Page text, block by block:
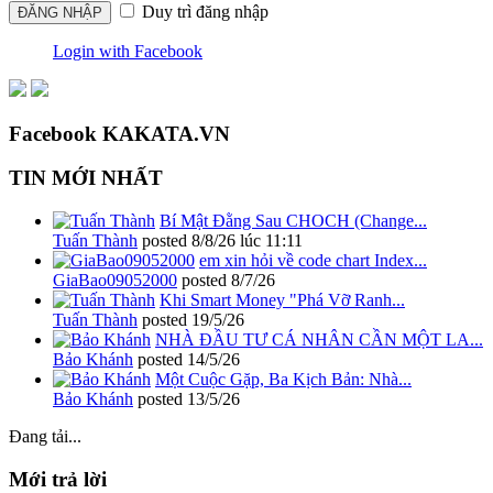
Duy trì đăng nhập
Login with Facebook
Facebook KAKATA.VN
TIN MỚI NHẤT
Bí Mật Đằng Sau CHOCH (Change...
Tuấn Thành posted 8/8/26 lúc 11:11
em xin hỏi về code chart Index...
GiaBao09052000 posted 8/7/26
Khi Smart Money "Phá Vỡ Ranh...
Tuấn Thành posted 19/5/26
NHÀ ĐẦU TƯ CÁ NHÂN CẦN MỘT LA...
Bảo Khánh posted 14/5/26
Một Cuộc Gặp, Ba Kịch Bản: Nhà...
Bảo Khánh posted 13/5/26
Đang tải...
Mới trả lời